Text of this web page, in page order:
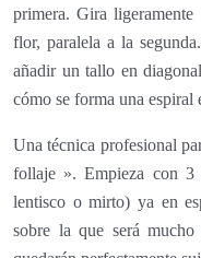
primera. Gira
flor, paralela a la
añadir un tallo en
cómo se forma una espiral
Una técnica profesional
follaje ». Empieza con 3
lentisco o mirto) ya en
sobre la que será